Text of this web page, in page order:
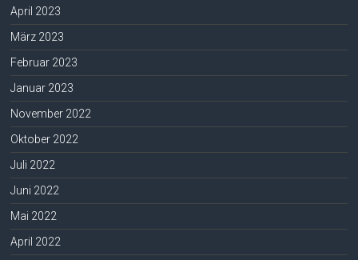
April 2023
März 2023
Februar 2023
Januar 2023
November 2022
Oktober 2022
Juli 2022
Juni 2022
Mai 2022
April 2022